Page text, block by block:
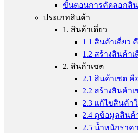
ขั้นตอนการคัดลอกสิ
ประเภทสินค้า
1. สินค้าเดี่ยว
1.1 สินค้าเดี่ยว
1.2 สร้างสินค้าเ
2. สินค้าเซต
2.1 สินค้าเซต คื
2.2 สร้างสินค้าเ
2.3 แก้ไขสินค้า
2.4 ดูข้อมูลสินค้
2.5 น้ำหนักราค